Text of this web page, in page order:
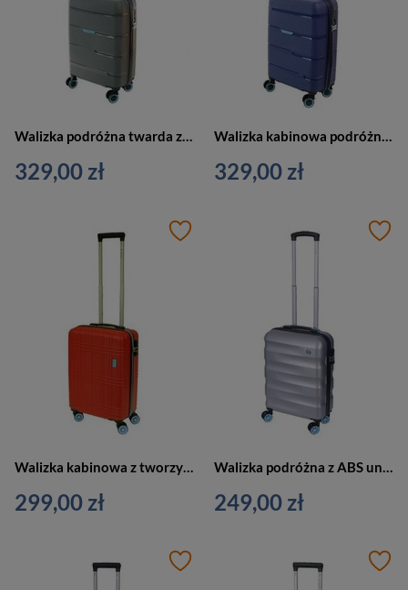
Walizka podróżna twarda z tworzywa unisex Dielle 170 50 AN kabinowa mała antracytowa
329,00 zł
Walizka kabinowa podróżna z materiału unisex Dielle 170 50 BL mała granatowa
329,00 zł
299,00 zł 249,00 zł